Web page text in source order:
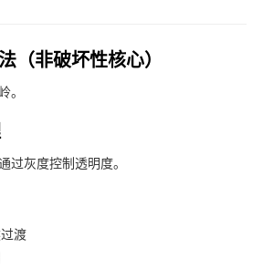
（非破坏性核心）
。
过灰度控制透明度。
渡